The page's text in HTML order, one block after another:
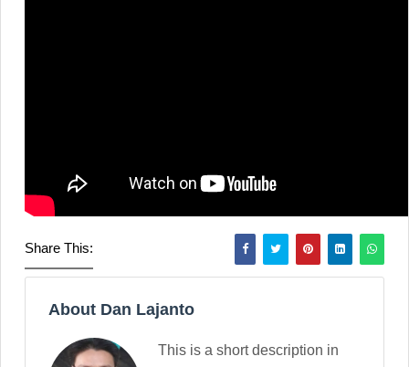
Share This:
About Dan Lajanto
This is a short description in